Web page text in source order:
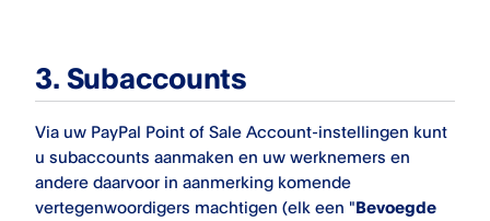
3. Subaccounts
Via uw PayPal Point of Sale Account-instellingen kunt
u subaccounts aanmaken en uw werknemers en
andere daarvoor in aanmerking komende
vertegenwoordigers machtigen (elk een "Bevoegde